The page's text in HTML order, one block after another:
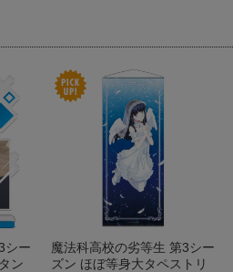
シー
ン
魔法科高校の劣等生 第3シー
ズン ほぼ等身大タペストリ